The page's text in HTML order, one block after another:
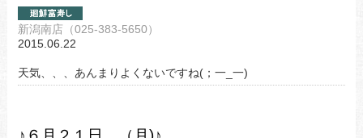
新潟南店（025-383-5650）
2015.06.22
天気、、、あんまりよくないですね(；一_一)